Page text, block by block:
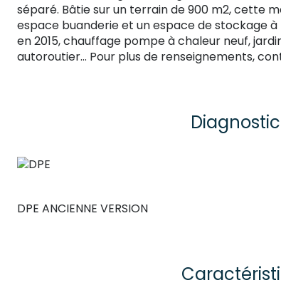
séparé. Bâtie sur un terrain de 900 m2, cette
espace buanderie et un espace de stockage
en 2015, chauffage pompe à chaleur neuf,
autoroutier... Pour plus de renseignements,
DPE ANCIENNE VERSION